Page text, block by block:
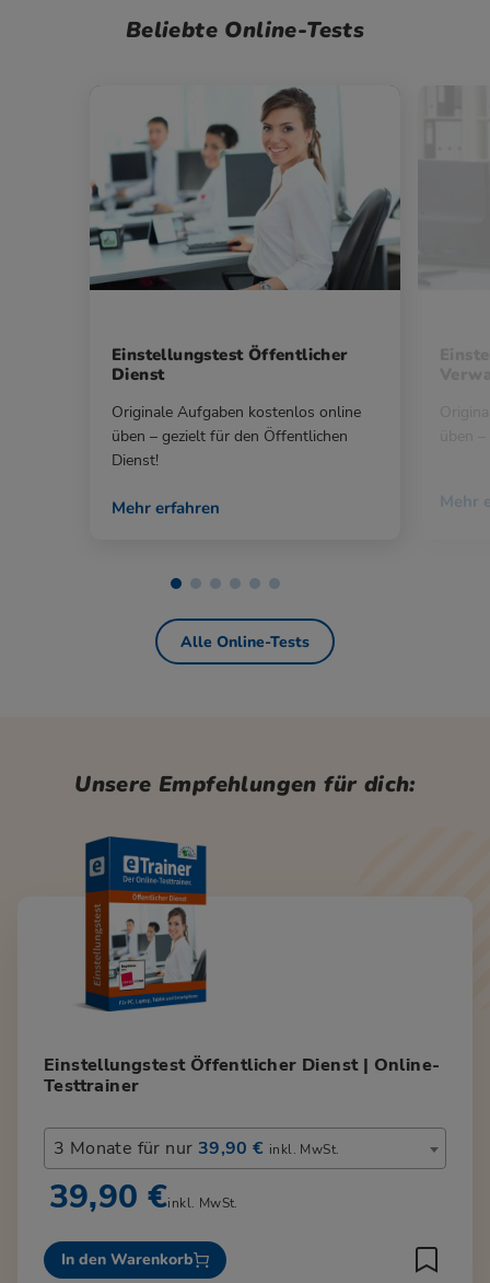
Beliebte Online-Tests
Einstellungstest Öffentlicher
Dienst
Originale Aufgaben kostenlos online
üben – gezielt für den Öffentlichen
Dienst!
Mehr erfahren Mehr
Alle Online-Tests
Unsere Empfehlungen für dich:
Einstellungstest Öffentlicher Dienst | Online-
Testtrainer
3 Monate für nur 39,90 € inkl. MwSt.
39,90 €inkl. MwSt.
In den Warenkorb